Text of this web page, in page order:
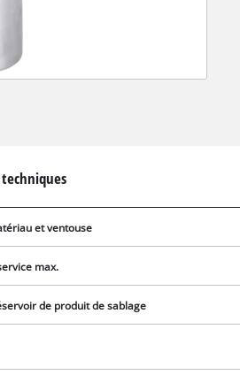
et ventouse
max.
de produit de sablage